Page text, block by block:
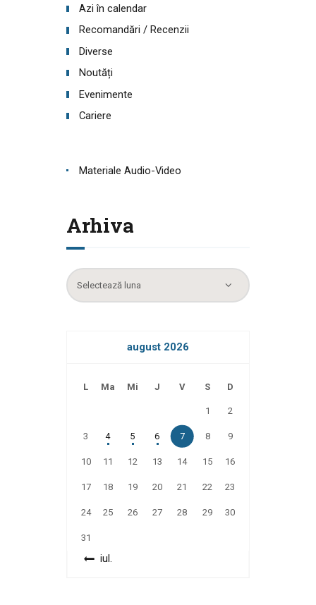
Azi în calendar
Recomandări / Recenzii
Diverse
Noutăți
Evenimente
Cariere
Materiale Audio-Video
Arhiva
Arhiva
august 2026
L Ma Mi J V S D
1 2
3 4 5 6 7 8 9
10 11 12 13 14 15 16
17 18 19 20 21 22 23
24 25 26 27 28 29 30
31
« iul.